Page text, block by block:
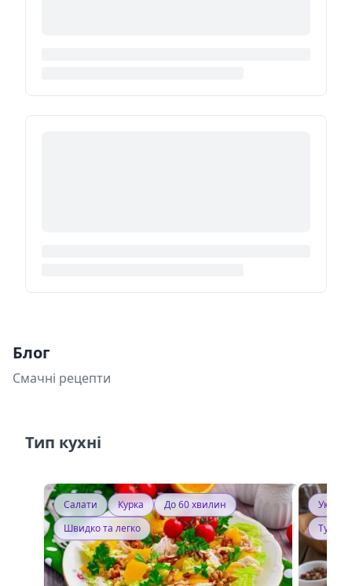
Блог
Смачні рецепти
Тип кухні
Салати Курка
До 60 хвилин
Швидко та легко